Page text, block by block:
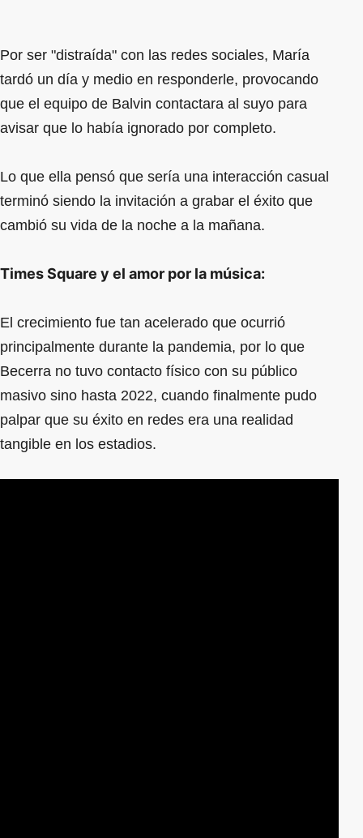
Por ser "distraída" con las redes sociales, María
tardó un día y medio en responderle, provocando
que el equipo de Balvin contactara al suyo para
avisar que lo había ignorado por completo.
Lo que ella pensó que sería una interacción casual
terminó siendo la invitación a grabar el éxito que
cambió su vida de la noche a la mañana.
Times Square y el amor por la música:
El crecimiento fue tan acelerado que ocurrió
principalmente durante la pandemia, por lo que
Becerra no tuvo contacto físico con su público
masivo sino hasta 2022, cuando finalmente pudo
palpar que su éxito en redes era una realidad
tangible en los estadios.